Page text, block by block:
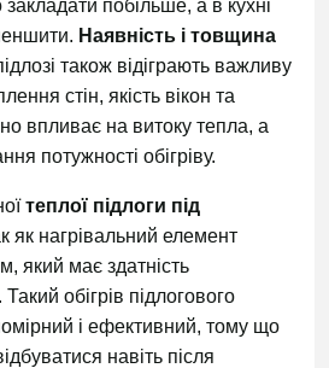
закладати побільше, а в кухні
Наявність і товщина
також відіграють важливу
стін, якість вікон та
впливає на витоку тепла, а
потужності обігріву.
теплої підлоги під
як нагрівальний елемент
який має здатність
обігрів підлогового
і ефективний, тому що
навіть після